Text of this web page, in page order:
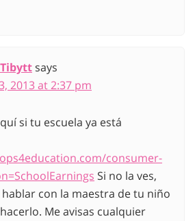
says
2013 at 2:37 pm
si tu escuela ya está
consumer-
Si no la ves,
con la maestra de tu niño
Me avisas cualquier